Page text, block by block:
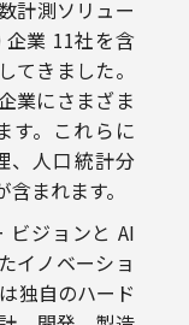
てきました。
業にさまざま
。これらに
、人口統計分
含まれます。
ジョンと AI
イノベーショ
独自のハード
、開発、製造